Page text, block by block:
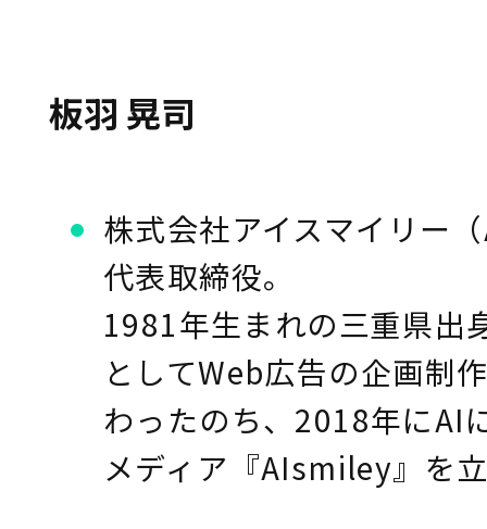
板羽 晃司
株式会社アイスマイリー
代表取締役。
1981年生まれの三重県出
としてWeb広告の企画制
わったのち、2018年にAI
メディア『AIsmiley』を